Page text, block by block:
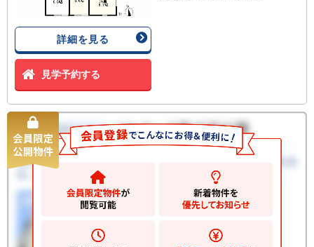
詳細を見る
見学予約する